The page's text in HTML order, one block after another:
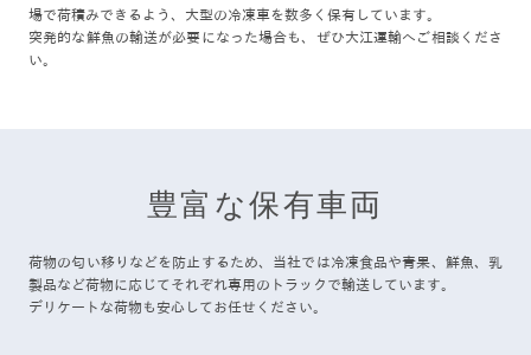
場で荷積みできるよう、⼤型の冷凍⾞を数多く保有しています。
突発的な鮮⿂の輸送が必要になった場合も、ぜひ⼤江運輸へご相談くださ
い。
豊富な保有車両
荷物の匂い移りなどを防止するため、当社では冷凍食品や青果、鮮魚、乳
製品など荷物に応じてそれぞれ専用のトラックで輸送しています。
デリケートな荷物も安心してお任せください。